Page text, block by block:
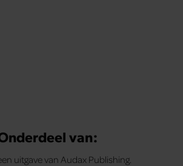
van:
uitgave van Audax Publishing.